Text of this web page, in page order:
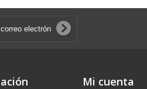
Mi cuenta